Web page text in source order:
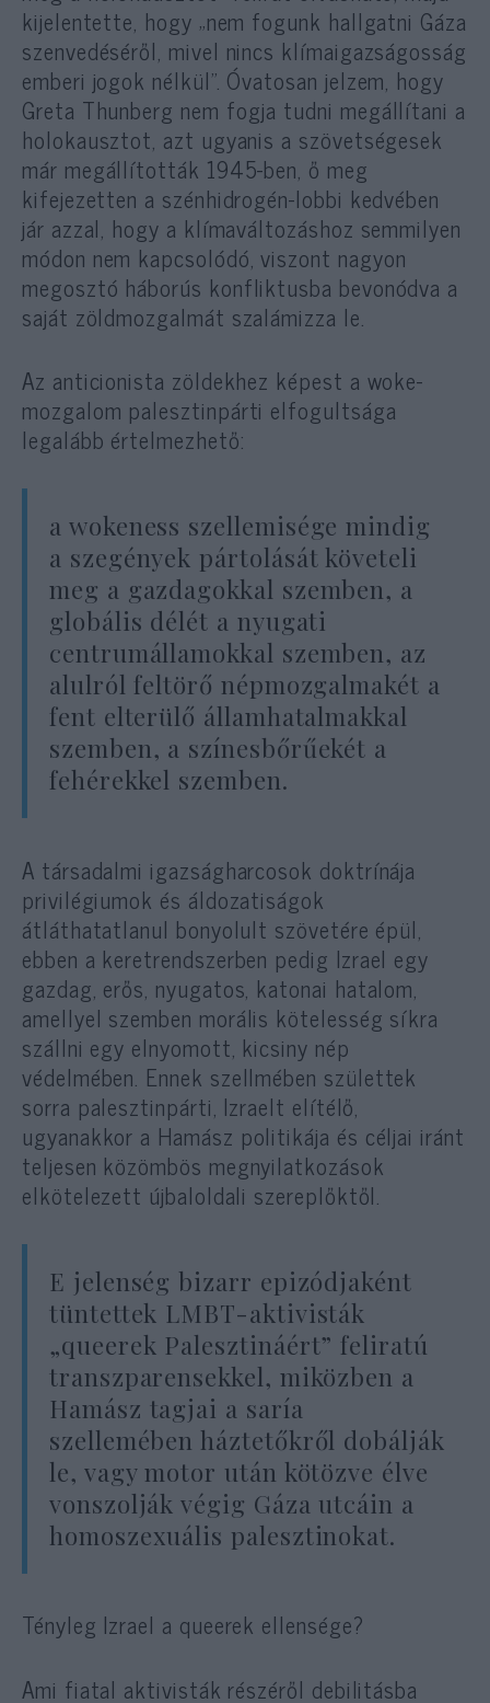
kijelentette, hogy „nem fogunk hallgatni Gáza
szenvedéséről, mivel nincs klímaigazságosság
emberi jogok nélkül”. Óvatosan jelzem, hogy
Greta Thunberg nem fogja tudni megállítani a
holokausztot, azt ugyanis a szövetségesek
már megállították 1945-ben, ő meg
kifejezetten a szénhidrogén-lobbi kedvében
jár azzal, hogy a klímaváltozáshoz semmilyen
módon nem kapcsolódó, viszont nagyon
megosztó háborús konfliktusba bevonódva a
saját zöldmozgalmát szalámizza le.
Az anticionista zöldekhez képest a woke-
mozgalom palesztinpárti elfogultsága
legalább értelmezhető:
a wokeness szellemisége mindig
a szegények pártolását követeli
meg a gazdagokkal szemben, a
globális délét a nyugati
centrumállamokkal szemben, az
alulról feltörő népmozgalmakét a
fent elterülő államhatalmakkal
szemben, a színesbőrűekét a
fehérekkel szemben.
A társadalmi igazságharcosok doktrínája
privilégiumok és áldozatiságok
átláthatatlanul bonyolult szövetére épül,
ebben a keretrendszerben pedig Izrael egy
gazdag, erős, nyugatos, katonai hatalom,
amellyel szemben morális kötelesség síkra
szállni egy elnyomott, kicsiny nép
védelmében. Ennek szellmében születtek
sorra palesztinpárti, Izraelt elítélő,
ugyanakkor a Hamász politikája és céljai iránt
teljesen közömbös megnyilatkozások
elkötelezett újbaloldali szereplőktől.
E jelenség bizarr epizódjaként
tüntettek LMBT-aktivisták
„queerek Palesztináért” feliratú
transzparensekkel, miközben a
Hamász tagjai a saría
szellemében háztetőkről dobálják
le, vagy motor után kötözve élve
vonszolják végig Gáza utcáin a
homoszexuális palesztinokat.
Tényleg Izrael a queerek ellensége?
Ami fiatal aktivisták részéről debilitásba